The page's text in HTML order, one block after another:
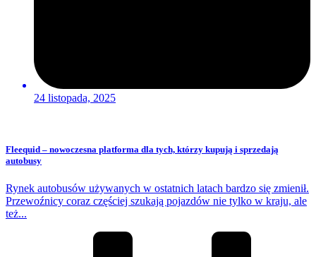
24 listopada, 2025
Fleequid – nowoczesna platforma dla tych, którzy kupują i sprzedają
autobusy
Rynek autobusów używanych w ostatnich latach bardzo się zmienił.
Przewoźnicy coraz częściej szukają pojazdów nie tylko w kraju, ale
też...